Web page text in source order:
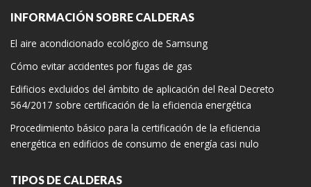
INFORMACIÓN SOBRE CALDERAS
El aire acondicionado ecológico de Samsung
Cómo evitar accidentes por fugas de gas
Edificios excluidos del ámbito de aplicación del Real Decreto
564/2017 sobre certificación de la eficiencia energética
Procedimiento básico para la certificación de la eficiencia
energética en edificios de consumo de energía casi nulo
TIPOS DE CALDERAS